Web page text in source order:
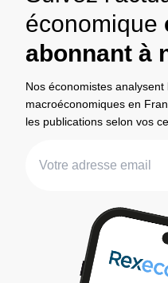
économique
abonnant à
Nos économistes
macroéconomiques en
les publications selon vos